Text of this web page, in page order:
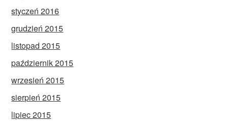
styczeń 2016
grudzień 2015
listopad 2015
październik 2015
wrzesień 2015
sierpień 2015
lipiec 2015